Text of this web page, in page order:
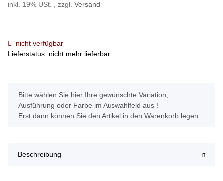
inkl. 19% USt. , zzgl. Versand
nicht verfügbar
Lieferstatus: nicht mehr lieferbar
x
Bitte wählen Sie hier Ihre gewünschte Variation,
Ausführung oder Farbe im Auswahlfeld aus !
Erst dann können Sie den Artikel in den Warenkorb legen.
Beschreibung